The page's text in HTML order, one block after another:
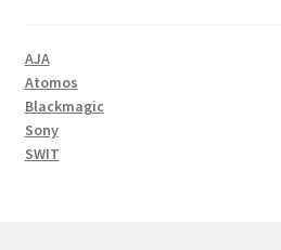
AJA
Atomos
Blackmagic
Sony
SWIT